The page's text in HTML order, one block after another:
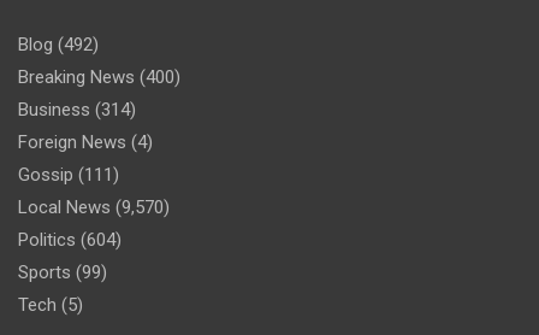
Blog (492)
Breaking News (400)
Business (314)
Foreign News (4)
Gossip (111)
Local News (9,570)
Politics (604)
Sports (99)
Tech (5)